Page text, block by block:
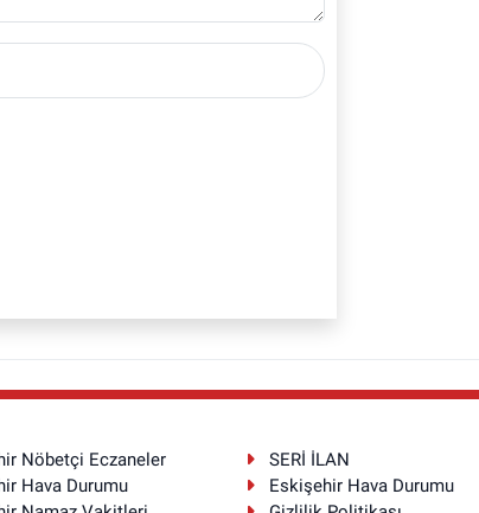
Nöbetçi Eczaneler
Hava Durumu
SERİ İLAN
Eskişehir Hava Durumu